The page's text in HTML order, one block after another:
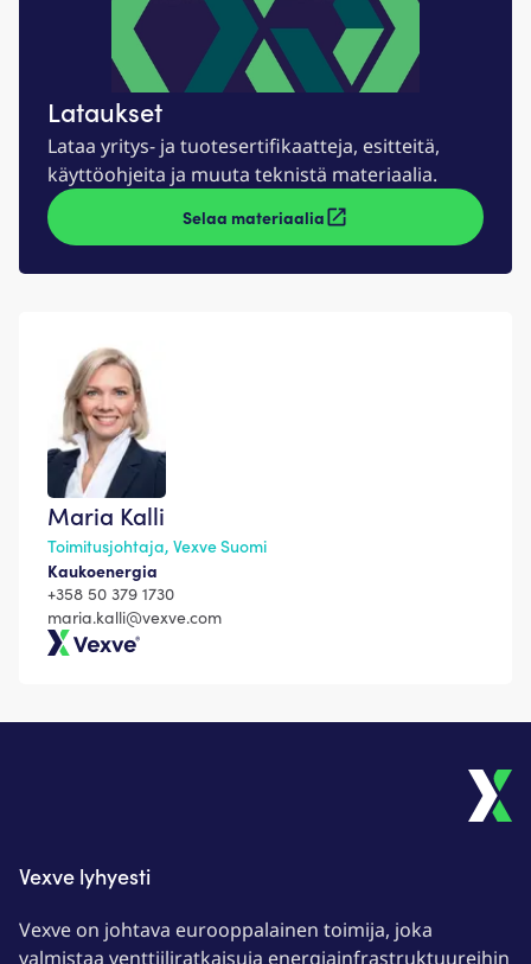
Lataukset
Lataa yritys- ja tuotesertifikaatteja, esitteitä,
käyttöohjeita ja muuta teknistä materiaalia.
Selaa materiaalia
Maria Kalli
Toimitusjohtaja, Vexve Suomi
Kaukoenergia
+358 50 379 1730
maria.kalli@vexve.com
Vexve lyhyesti
Vexve on johtava eurooppalainen toimija, joka
valmistaa venttiiliratkaisuja energiainfrastruktuureihin